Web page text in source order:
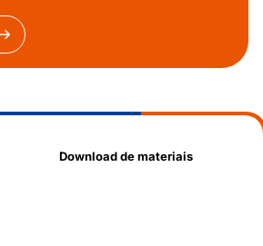
Download de materiais